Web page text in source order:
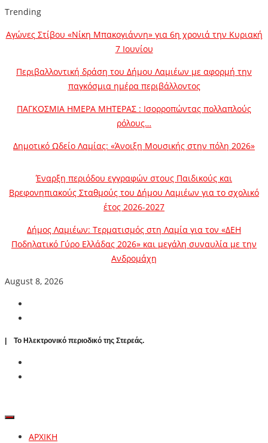
Trending
Αγώνες Στίβου «Νίκη Μπακογιάννη» για 6η χρονιά την Κυριακή
7 Ιουνίου
Περιβαλλοντική δράση του Δήμου Λαμιέων με αφορμή την
παγκόσμια ημέρα περιβάλλοντος
ΠΑΓΚΟΣΜΙΑ ΗΜΕΡΑ ΜΗΤΕΡΑΣ : Ισορροπώντας πολλαπλούς
ρόλους…
Δημοτικό Ωδείο Λαμίας: «Άνοιξη Μουσικής στην πόλη 2026»
Έναρξη περιόδου εγγραφών στους Παιδικούς και
Βρεφονηπιακούς Σταθμούς του Δήμου Λαμιέων για το σχολικό
έτος 2026-2027
Δήμος Λαμιέων: Τερματισμός στη Λαμία για τον «ΔΕΗ
Ποδηλατικό Γύρο Ελλάδας 2026» και μεγάλη συναυλία με την
Ανδρομάχη
August 8, 2026
| To Ηλεκτρονικό περιοδικό της Στερεάς.
ΑΡΧΙΚΗ